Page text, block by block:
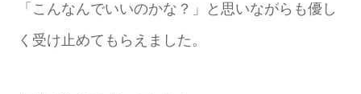
「こんなんでいいのかな？」と思いながらも優し
く受け止めてもらえました。